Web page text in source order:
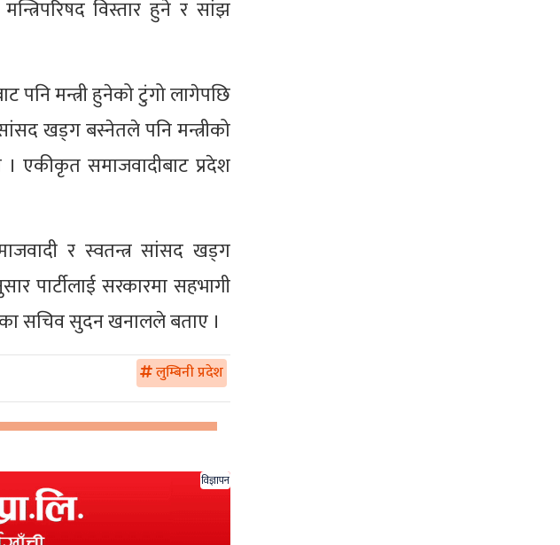
विस्तार हुने र सांझ
पनि मन्त्री हुनेको टुंगो लागेपछि
खड्ग बस्नेतले पनि मन्त्रीको
एकीकृत समाजवादीबाट प्रदेश
र स्वतन्त्र सांसद खड्ग
पार्टीलाई सरकारमा सहभागी
सचिव सुदन खनालले बताए ।
लुम्बिनी प्रदेश
विज्ञापन